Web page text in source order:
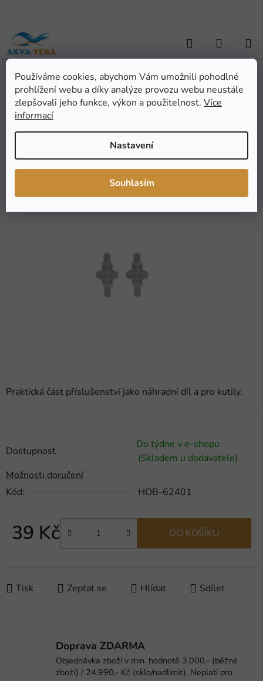
Používáme cookies, abychom Vám umožnili pohodlné
prohlížení webu a díky analýze provozu webu neustále
zlepšovali jeho funkce, výkon a použitelnost. Více
informací
Nastavení
Souhlasím
obsah
Hledat
KOŠÍK
Domů / AKVARISTIKA / Akvarijní technika / Vzduchování - přísl.
Hobby redukce 4/6 na 2/3 2ks
Praktická část příslušenství jako náhradní díl a pro kutily.
Dostupnost
Do týdne v e-shopu
(Skladem u dodavatele)
Možnosti doručení
Kód:
HOB-62401
39 Kč
Měrná cena:
DO KOŠÍKU
Tisk Zeptat se Hlídat Sdílet
Hobby redukce 4/6 na 2/3
2ks
hodnocení
0,0
Podrobnosti hodnocení
Značka:Hobby
Doprava ZDARMA
Objednávka zboží v min. hodnotě 3.000,- (běžné
zboží) / 24.990,- Kč (sklo/nadlimit). Neplatí pro